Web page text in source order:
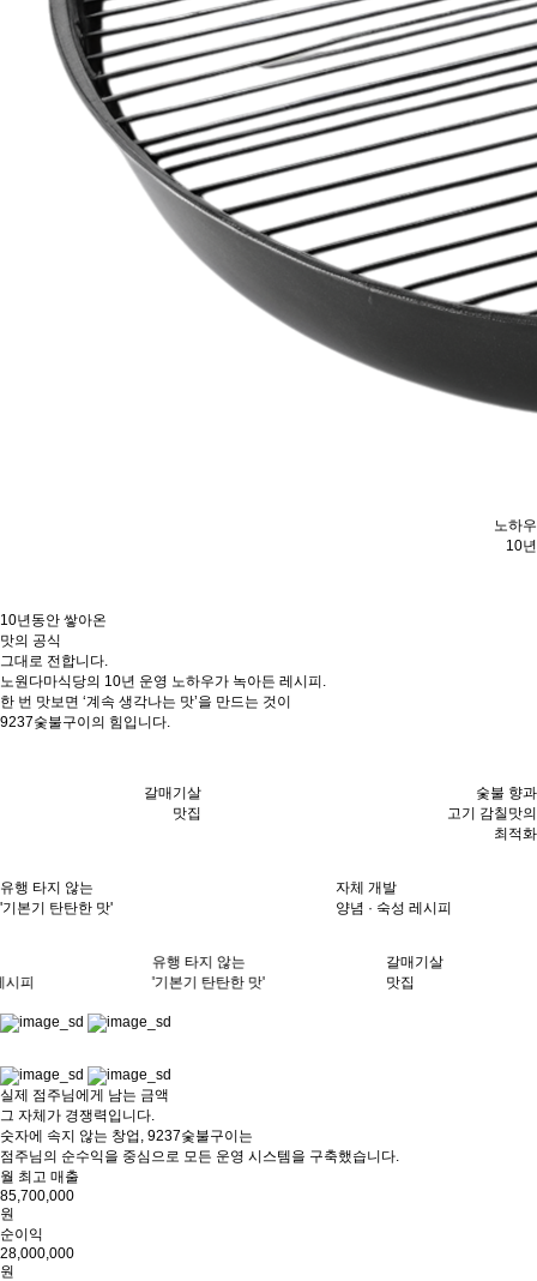
10년동안 쌓아온
맛의 공식
그대로 전합니다.
노원다마식당의 10년 운영 노하우가 녹아든 레시피.
한 번 맛보면 ‘계속 생각나는 맛’을 만드는 것이
9237숯불구이의 힘입니다.
갈매기살
맛집
숯불 향과
고기 감칠맛의
자체 개발
양념 · 숙성 레시피
유행 타지 않는
'기본기 탄탄한 맛'
맛'
갈매기살
맛집
숯불 향과
고기 감칠맛의
실제 점주님에게 남는 금액
그 자체가 경쟁력 입니다.
숫자에 속지 않는 창업, 9237숯불구이는
점주님의 순수익을 중심으로 모든 운영 시스템을 구축했습니다.
월 최고 매출
85,700,000
원
순이익
28,000,000
원